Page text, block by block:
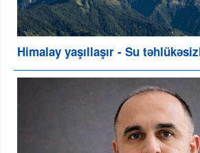
Himalay yaşıllaşır - Su